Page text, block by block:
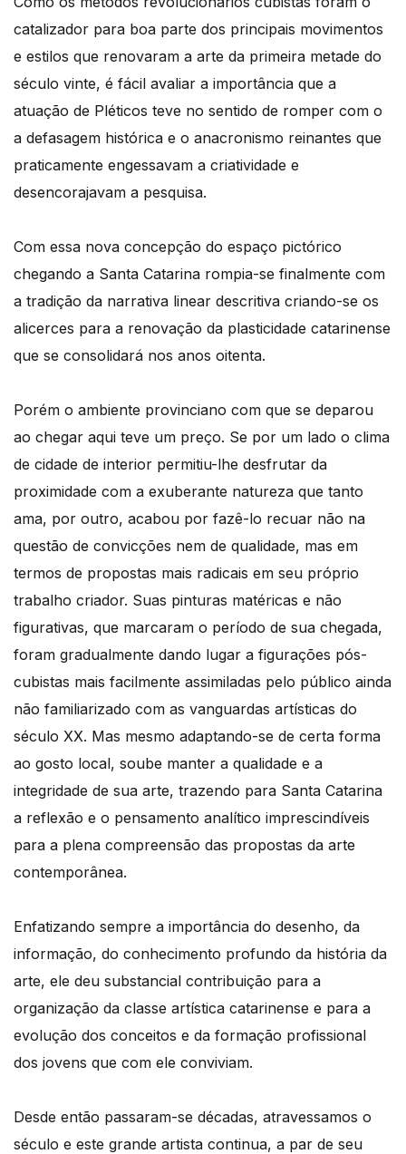
catalizador para boa parte dos principais movimentos
e estilos que renovaram a arte da primeira metade do
século vinte, é fácil avaliar a importância que a
atuação de Pléticos teve no sentido de romper com o
a defasagem histórica e o anacronismo reinantes que
praticamente engessavam a criatividade e
desencorajavam a pesquisa.
Com essa nova concepção do espaço pictórico
chegando a Santa Catarina rompia-se finalmente com
a tradição da narrativa linear descritiva criando-se os
alicerces para a renovação da plasticidade catarinense
que se consolidará nos anos oitenta.
Porém o ambiente provinciano com que se deparou
ao chegar aqui teve um preço. Se por um lado o clima
de cidade de interior permitiu-lhe desfrutar da
proximidade com a exuberante natureza que tanto
ama, por outro, acabou por fazê-lo recuar não na
questão de convicções nem de qualidade, mas em
termos de propostas mais radicais em seu próprio
trabalho criador. Suas pinturas matéricas e não
figurativas, que marcaram o período de sua chegada,
foram gradualmente dando lugar a figurações pós-
cubistas mais facilmente assimiladas pelo público ainda
não familiarizado com as vanguardas artísticas do
século XX. Mas mesmo adaptando-se de certa forma
ao gosto local, soube manter a qualidade e a
integridade de sua arte, trazendo para Santa Catarina
a reflexão e o pensamento analítico imprescindíveis
para a plena compreensão das propostas da arte
contemporânea.
Enfatizando sempre a importância do desenho, da
informação, do conhecimento profundo da história da
arte, ele deu substancial contribuição para a
organização da classe artística catarinense e para a
evolução dos conceitos e da formação profissional
dos jovens que com ele conviviam.
Desde então passaram-se décadas, atravessamos o
século e este grande artista continua, a par de seu